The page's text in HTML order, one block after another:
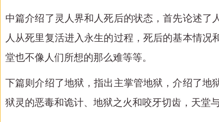
中篇介绍了灵人界和人死后的状态，首先论述
人从死里复活进入永生的过程，死后的基本情
堂也不像人们所想的那么难等等。
下篇则介绍了地狱，指出主掌管地狱，介绍了地
狱灵的恶毒和诡计、地狱之火和咬牙切齿，天堂